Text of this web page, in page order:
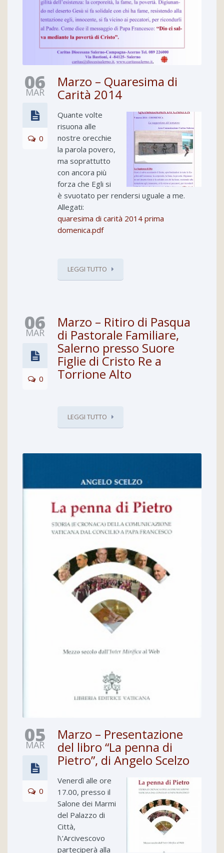
06
MAR
0
Marzo – Quaresima di
Carità 2014
Quante volte
risuona alle
nostre orecchie
la parola povero,
ma soprattutto
con ancora più
forza che Egli si
è svuotato per rendersi uguale a me.
Allegati:
quaresima di carità 2014 prima
domenica.pdf
LEGGI TUTTO
06
MAR
0
Marzo – Ritiro di Pasqua
di Pastorale Familiare,
Salerno presso Suore
Figlie di Cristo Re a
Torrione Alto
LEGGI TUTTO
05
MAR
0
Marzo – Presentazione
del libro “La penna di
Pietro”, di Angelo Scelzo
Venerdì alle ore
17.00, presso il
Salone dei Marmi
del Palazzo di
Città,
l\’Arcivescovo
parteciperà alla